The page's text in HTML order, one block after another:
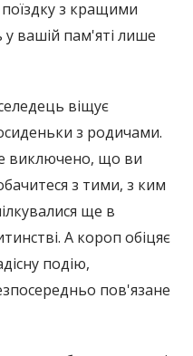
з кращими
вашій пам'яті лише
віщує
з родичами.
виключено, що ви
з тими, з ким
ще в
А короп обіцяє
подію,
пов'язане